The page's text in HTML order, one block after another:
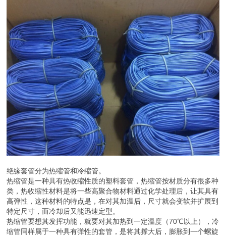
绝缘套管的安装注意事项：
1、如果安装的绝缘套管规格为25mm*20mm，需要在固定点设置两
个水平排列的固定螺丝钉；如果绝缘套管的规格为25mm*30mm，那
么每个固定点至少需要三个螺丝钉固定且螺钉的排列要呈梯形。
2、安装绝缘套管时要注意，避免太过于粗暴导致墙面出现裂缝，破
坏了墙体结构。
3、建议绝缘套管里面的电线不要超过四根。